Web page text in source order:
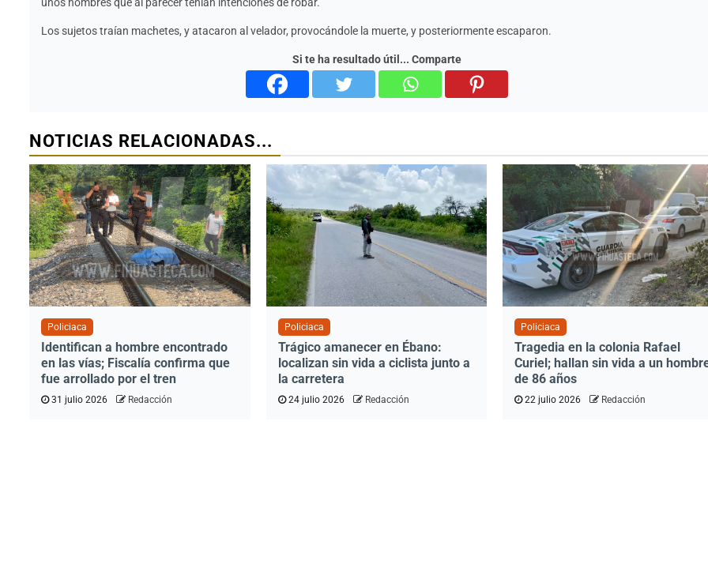
Los sujetos traían machetes, y atacaron al velador, provocándole la muerte, y posteriormente escaparon.
Si te ha resultado útil... Comparte
NOTICIAS RELACIONADAS...
Policiaca
Identifican a hombre encontrado
en las vías; Fiscalía confirma que
fue arrollado por el tren
31 julio 2026 Redacción
Policiaca
Trágico amanecer en Ébano:
localizan sin vida a ciclista junto a
la carretera
24 julio 2026 Redacción
Policiaca
Tragedia en la colonia Rafael
Curiel; hallan sin vida a un
de 86 años
22 julio 2026 Redacción